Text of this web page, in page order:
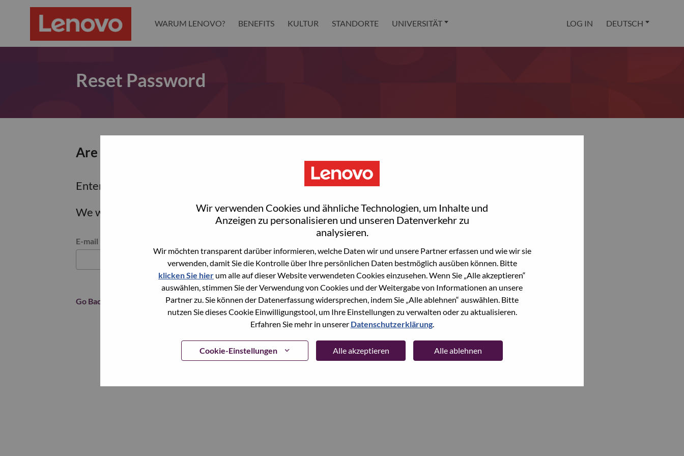
Wir verwenden Cookies und ähnliche Technologien, um Inhalte und
Anzeigen zu personalisieren und unseren Datenverkehr zu
analysieren.
Wir möchten transparent darüber informieren, welche Daten wir und unsere Partner erfassen und wie wir sie
verwenden, damit Sie die Kontrolle über Ihre persönlichen Daten bestmöglich ausüben können. Bitte
klicken Sie hier um alle auf dieser Website verwendeten Cookies einzusehen. Wenn Sie „Alle akzeptieren“
auswählen, stimmen Sie der Verwendung von Cookies und der Weitergabe von Informationen an unsere
Partner zu. Sie können der Datenerfassung widersprechen, indem Sie „Alle ablehnen“ auswählen. Bitte
nutzen Sie dieses Cookie Einwilligungstool, um Ihre Einstellungen zu verwalten oder zu aktualisieren.
Erfahren Sie mehr in unserer Datenschutzerklärung.
Cookie-Einstellungen Alle akzeptieren Alle ablehnen
WARUM LENOVO? BENEFITS KULTUR STANDORTE UNIVERSITÄT LOG IN DEUTSCH
Reset Password
Are you sure you want to reset your password?
Enter the email address associated with your account, then click "Continue".
We will email you a link to reset your password.
Reset password with your e-mail
E-mail
Continue
Go Back